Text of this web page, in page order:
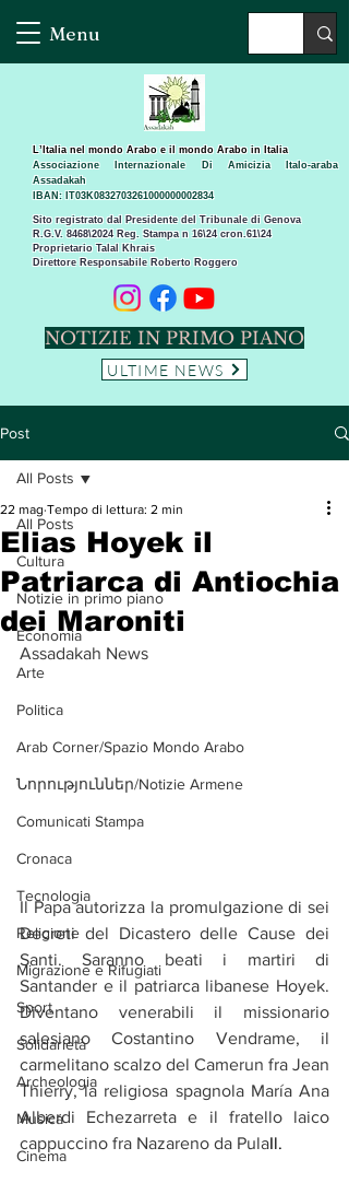
Menu
Sito registrato dal Presidente del Tribunale di Genova
R.G.V. 8468\2024 Reg. Stampa n 16\24 cron.61\24 ​
Proprietario Talal Khrais
Direttore Responsabile Roberto Roggero
L’Italia nel mondo Arabo e il mondo Arabo in Italia
Associazione Internazionale Di Amicizia Italo-araba
Assadakah
IBAN: IT03K0832703261000000002834
NOTIZIE IN PRIMO PIANO
ULTIME NEWS
Post
All Posts
Cultura
Notizie in primo piano
Economia
Arte
Politica
Arab Corner/Spazio Mondo Arabo
Նորություններ/Notizie Armene
Comunicati Stampa
Cronaca
Tecnologia
Religione
Migrazione e Rifugiati
Sport
Solidarietà
Archeologia
Musica
Cinema
All Posts
Elias Hoyek il
Patriarca di Antiochia
dei Maroniti
22 mag Tempo di lettura: 2 min
Assadakah News
Il Papa autorizza la promulgazione di sei
Decreti del Dicastero delle Cause dei
Santi. Saranno beati i martiri di
Santander e il patriarca libanese Hoyek.
Diventano venerabili il missionario
salesiano Costantino Vendrame, il
carmelitano scalzo del Camerun fra Jean
Thierry, la religiosa spagnola María Ana
Alberdi Echezarreta e il fratello laico
cappuccino fra Nazareno da PulaIl.